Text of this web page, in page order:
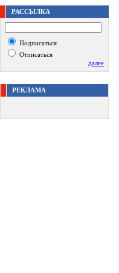
РАССЫЛКА
Подписаться
Отписаться
далее
РЕКЛАМА